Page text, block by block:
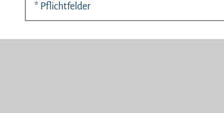
* Pflichtfelder